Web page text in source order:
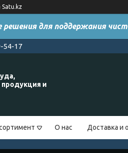
Satu.kz
решения для поддержания
54-17
и
О нас Доставка и